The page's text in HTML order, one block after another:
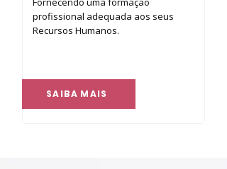
profissional adequada aos seus
Recursos Humanos.
SAIBA MAIS